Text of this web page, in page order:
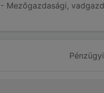
Mezőgazdasági,